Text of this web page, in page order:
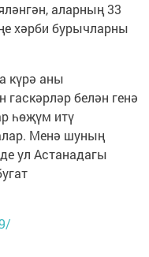
аларның 33
хәрби бурычларны
күрә аны
белән генә
һөҗүм итү
Менә шуның
ул Астанадагы